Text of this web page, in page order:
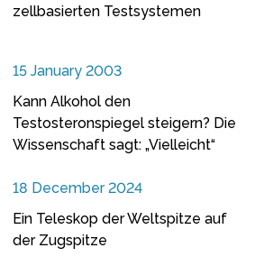
zellbasierten Testsystemen
15 January 2003
Kann Alkohol den
Testosteronspiegel steigern? Die
Wissenschaft sagt: „Vielleicht“
18 December 2024
Ein Teleskop der Weltspitze auf
der Zugspitze